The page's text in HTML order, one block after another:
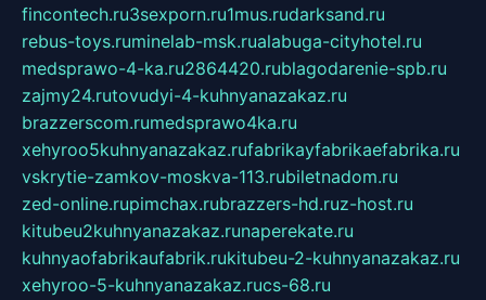
fincontech.ru3sexporn.ru1mus.rudarksand.ru
rebus-toys.ruminelab-msk.rualabuga-cityhotel.ru
medsprawo-4-ka.ru2864420.rublagodarenie-spb.ru
zajmy24.rutovudyi-4-kuhnyanazakaz.ru
brazzerscom.rumedsprawo4ka.ru
xehyroo5kuhnyanazakaz.rufabrikayfabrikaefabrika.ru
vskrytie-zamkov-moskva-113.rubiletnadom.ru
zed-online.rupimchax.rubrazzers-hd.ruz-host.ru
kitubeu2kuhnyanazakaz.runaperekate.ru
kuhnyaofabrikaufabrik.rukitubeu-2-kuhnyanazakaz.ru
xehyroo-5-kuhnyanazakaz.rucs-68.ru